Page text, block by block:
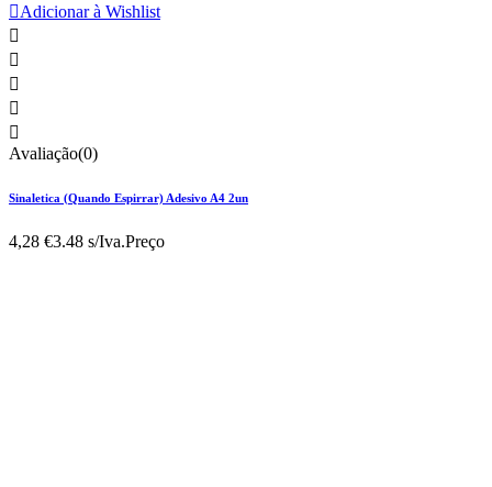
Adicionar à Wishlist





Avaliação(0)
Sinaletica (Quando Espirrar) Adesivo A4 2un
4,28 €3.48 s/Iva.Preço